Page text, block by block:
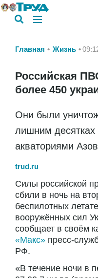
Главная Жизнь
Российская
более 450
Они были
лишним десятках
акваториями
trud.ru
Силы российской
сбили в ночь на
беспилотных
вооружённых сил
сообщает в своём
«Макс» пресс-
РФ.
«В течение ночи в